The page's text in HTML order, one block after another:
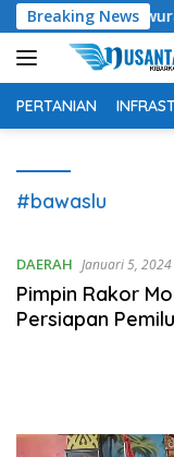
Langsung
ke
konten
Breaking News
Lamawuran
PERTANIAN
#bawaslu
DAERAH Januari 5, 2024
Pimpin Rakor
Persiapan
Pemutar